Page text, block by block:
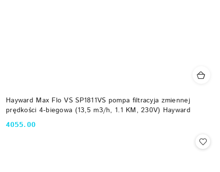
Hayward Max Flo VS SP1811VS pompa filtracyja zmiennej
prędkości 4-biegowa (13,5 m3/h, 1.1 KM, 230V) Hayward
Cena:
4055.00